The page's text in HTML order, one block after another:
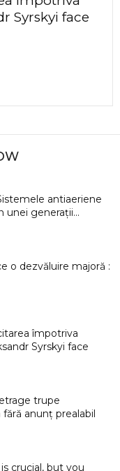
Syrskyi face
antiaeriene
unei generații...
o dezvăluire majoră :
împotriva
Syrskyi face
trupe
anunț prealabil
crucial, but you